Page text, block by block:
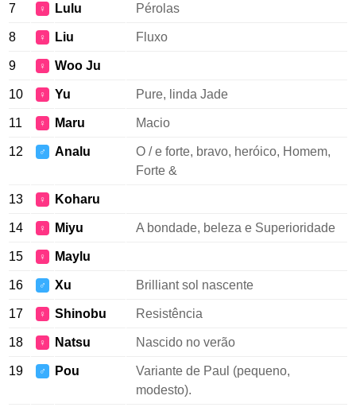
7 ♀ Lulu Pérolas
8 ♀ Liu Fluxo
9 ♀ Woo Ju
10 ♀ Yu Pure, linda Jade
11 ♀ Maru Macio
12 ♂ Analu
O / e forte, bravo, heróico, Homem,
Forte &
13 ♀ Koharu
14 ♀ Miyu A bondade, beleza e Superioridade
15 ♀ Maylu
16 ♂ Xu Brilliant sol nascente
17 ♀ Shinobu Resistência
18 ♀ Natsu Nascido no verão
19 ♂ Pou
Variante de Paul (pequeno,
modesto).